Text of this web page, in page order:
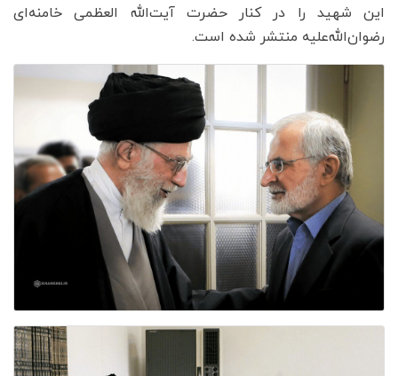
این شهید را در کنار حضرت آیت‌الله العظمی خامنه‌ای
رضوان‌الله‌علیه منتشر شده است.